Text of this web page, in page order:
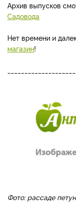
Архив выпусков
Садовода
Нет времени и
магазин!
Фото: рассаде